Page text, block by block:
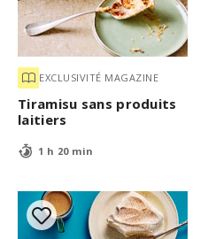
EXCLUSIVITÉ MAGAZINE
Tiramisu sans produits
laitiers
1 h 20 min